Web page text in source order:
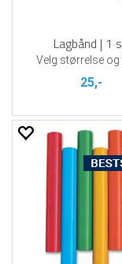
Lagbånd | 1
Velg størrelse og
25,-